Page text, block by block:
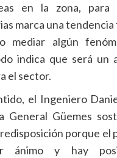
en la zona, para
marca una tendencia
mediar algún
indica que será un
el sector.
el Ingeniero
General Güemes
porque el
ánimo y hay